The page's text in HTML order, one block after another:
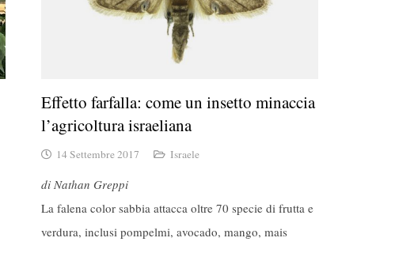
Effetto farfalla: come un insetto minaccia
l’agricoltura israeliana
14 Settembre 2017 Israele
di Nathan Greppi
La falena color sabbia attacca oltre 70 specie di frutta e
verdura, inclusi pompelmi, avocado, mango, mais